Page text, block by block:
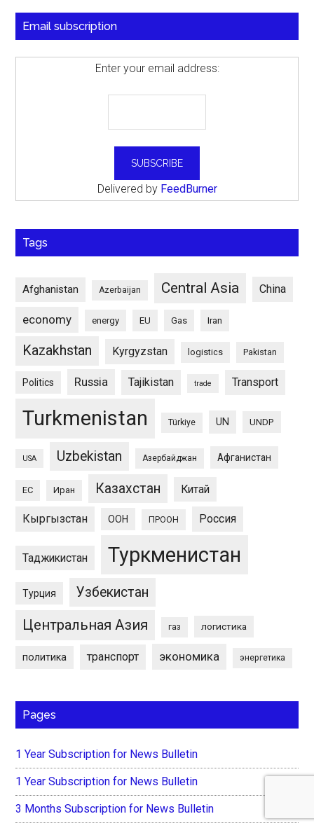
Email subscription
Enter your email address:
Delivered by FeedBurner
Tags
Afghanistan Azerbaijan Central Asia China
economy energy EU Gas Iran
Kazakhstan Kyrgyzstan logistics Pakistan
Politics Russia Tajikistan trade Transport
Turkmenistan Türkiye UN UNDP
USA Uzbekistan Азербайджан Афганистан
ЕС Иран Казахстан Китай
Кыргызстан ООН ПРООН Россия
Таджикистан Туркменистан
Турция Узбекистан
Центральная Азия газ логистика
политика транспорт экономика энергетика
Pages
1 Year Subscription for News Bulletin
1 Year Subscription for News Bulletin
3 Months Subscription for News Bulletin